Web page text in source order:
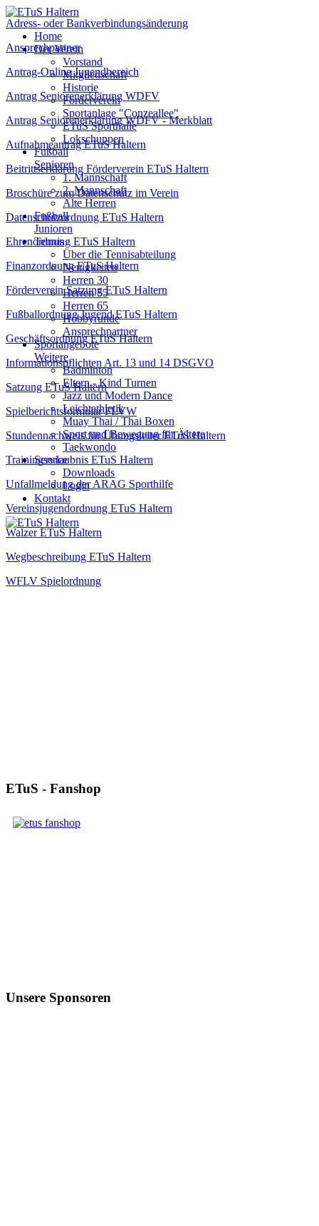
Home
Der Verein
Vorstand
Mitgliedschaft
Historie
Förderverein
Sportanlage "Conzeallee"
ETuS Sporthalle
Lokschuppen
Fußball
Senioren
1. Mannschaft
2. Mannschaft
Alte Herren
Fußball
Junioren
Tennis
Über die Tennisabteilung
Neuigkeiten
Herren 30
Herren 55
Herren 65
Hobbyrunde
Ansprechpartner
Sportangebote
Weitere
Badminton
Eltern - Kind Turnen
Jazz und Modern Dance
Leichtathletik
Muay Thai / Thai Boxen
Sport und Bewegung für Ältere
Taekwondo
Service
Downloads
Login
Kontakt
Adress- oder Bankverbindungsänderung
Ansprechpartner
Antrag-Online Jugendbereich
Antrag Seniorenerklärung WDFV
Antrag Seniorenerklärung WDFV - Merkblatt
Aufnahmeantrag ETuS Haltern
Beitrittserklärung Förderverein ETuS Haltern
Broschüre zum Datenschutz im Verein
Datenschutzordnung ETuS Haltern
Ehrenordnung ETuS Haltern
Finanzordnung ETuS Haltern
Förderverein Satzung ETuS Haltern
Fußballordnung Jugend ETuS Haltern
Geschäftsordnung ETuS Haltern
Informationspflichten Art. 13 und 14 DSGVO
Satzung ETuS Haltern
Spielberichtsformular FLVW
Stundennachweis für Übungsleiter ETuS Haltern
Trainingserlaubnis ETuS Haltern
Unfallmeldung der ARAG Sporthilfe
Vereinsjugendordnung ETuS Haltern
Walzer ETuS Haltern
Wegbeschreibung ETuS Haltern
WFLV Spielordnung
ETuS - Fanshop
Unsere Sponsoren